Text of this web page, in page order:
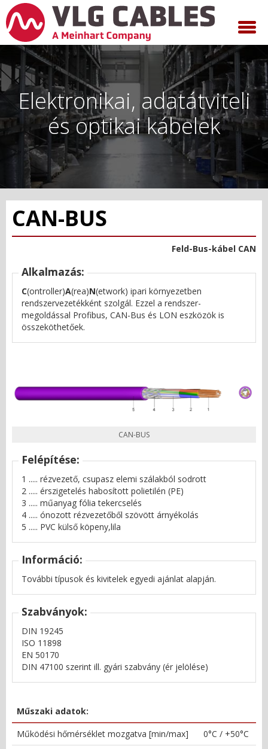
Elektronikai, adatátviteli
és optikai kábelek
CAN-BUS
Feld-Bus-kábel CAN
Alkalmazás:
C(ontroller)A(rea)N(etwork) ipari környezetben
rendszervezetékként szolgál. Ezzel a rendszer-
megoldással Profibus, CAN-Bus és LON eszközök is
összeköthetőek.
CAN-BUS
Felépítése:
1 ..... rézvezető, csupasz elemi szálakból sodrott
2 ..... érszigetelés habosított polietilén (PE)
3 ..... műanyag fólia tekercselés
4 ..... ónozott rézvezetőből szövött árnyékolás
5 ..... PVC külső köpeny,lila
Információ:
További típusok és kivitelek egyedi ajánlat alapján.
Szabványok:
DIN 19245
ISO 11898
EN 50170
DIN 47100 szerint ill. gyári szabvány (ér jelölése)
Műszaki adatok:
Működési hőmérséklet mozgatva [min/max]
0°C / +50°C